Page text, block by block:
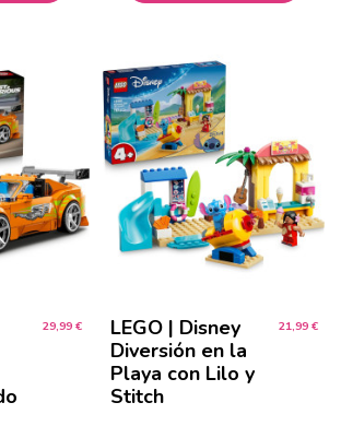
29,99 €
LEGO | Disney
Diversión en la
Playa con Lilo y
Stitch
21,99 €